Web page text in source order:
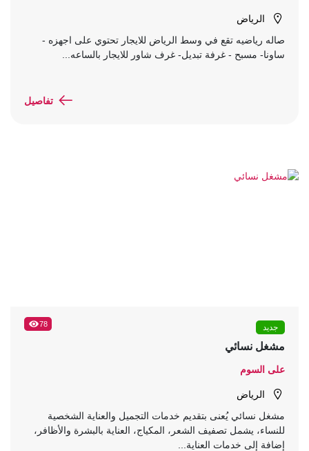
الرياض
صاله رياضيه تقع في وسط الرياض للايجار تحتوي على اجهزه -
ساونا- مسبح - غرفة تبديل- غرف شاور للايجار بالساعه...
تفاصيل
78 جديد
مشغل نسائي
على السوم
الرياض
مشغل نسائي يُعنى بتقديم خدمات التجميل والعناية الشخصية
للنساء، يشمل تصفيف الشعر، المكياج، العناية بالبشرة والأظافر،
إضافة إلى خدمات العناية...